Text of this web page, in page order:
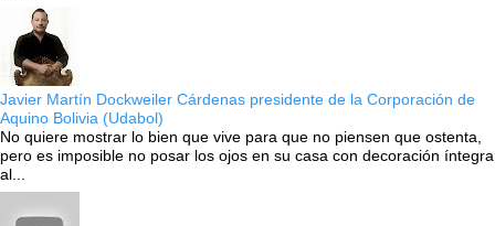
Javier Martín Dockweiler Cárdenas presidente de la Corporación de
Aquino Bolivia (Udabol)
No quiere mostrar lo bien que vive para que no piensen que ostenta,
pero es imposible no posar los ojos en su casa con decoración íntegra
al...